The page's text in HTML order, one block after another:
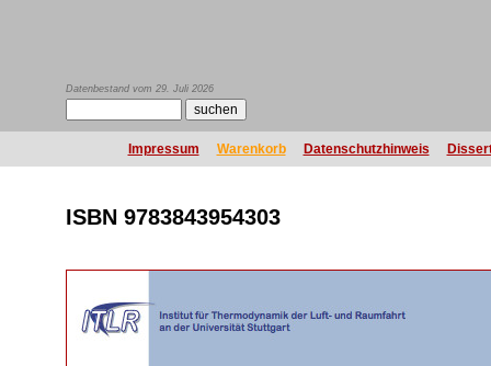
Datenbestand vom 29. Juli 2026
Impressum Warenkorb Datenschutzhinweis
ISBN 9783843954303